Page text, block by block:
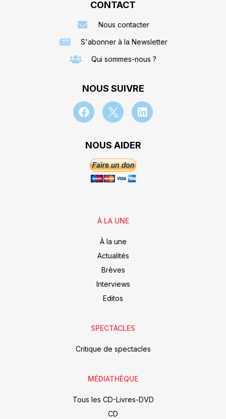
CONTACT
Nous contacter
S'abonner à la Newsletter
Qui sommes-nous ?
NOUS SUIVRE
NOUS AIDER
À LA UNE
À la une
Actualités
Brèves
Interviews
Editos
SPECTACLES
Critique de spectacles
MÉDIATHÈQUE
Tous les CD-Livres-DVD
CD